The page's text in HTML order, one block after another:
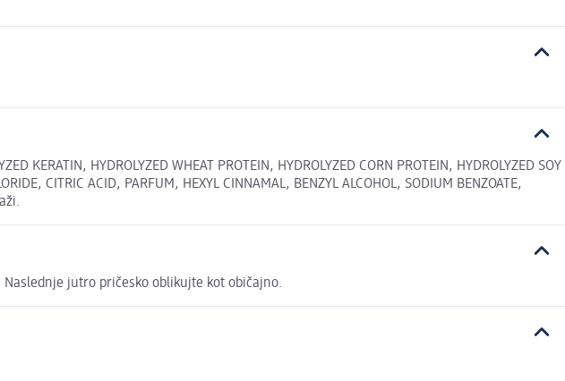
KERATIN, HYDROLYZED WHEAT PROTEIN, HYDROLYZED CORN PROTEIN, HYDROLYZED SOY
CITRIC ACID, PARFUM, HEXYL CINNAMAL, BENZYL ALCOHOL, SODIUM BENZOATE,
jutro pričesko oblikujte kot običajno.